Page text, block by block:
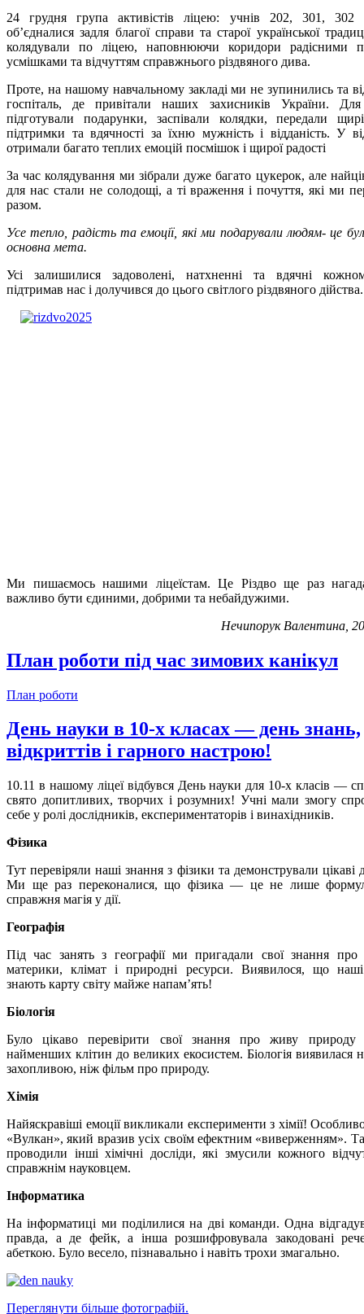
24 грудня група активістів ліцею: учнів 202, 301, 302
обʼєдналися задля благої справи та старої української
колядували по ліцею, наповнюючи коридори радісними
усмішками та відчуттям справжнього різдвяного дива.
Проте, на нашому навчальному закладі ми не зупинились та
госпіталь, де привітали наших захисників України. Для
підготували подарунки, заспівали колядки, передали
підтримки та вдячності за їхню мужність і відданість. У
отримали багато теплих емоцій посмішок і щирої радості
За час колядування ми зібрали дуже багато цукерок, але
для нас стали не солодощі, а ті враження і почуття, які ми
разом.
Усе тепло, радість та емоції, які ми подарували людям- це
основна мета.
Усі залишилися задоволені, натхненні та вдячні
підтримав нас і долучився до цього світлого різдвяного дійства.
Ми пишаємось нашими ліцеїстам. Це Різдво ще раз
важливо бути єдиними, добрими та небайдужими.
Нечипорук Валентина,
План роботи під час зимових канікул
План роботи
День науки в 10-х класах — день знань,
відкриттів і гарного настрою!
10.11 в нашому ліцеї відбувся День науки для 10-х класів —
свято допитливих, творчих і розумних! Учні мали змогу
себе у ролі дослідників, експериментаторів і винахідників.
Фізика
Тут перевіряли наші знання з фізики та демонстрували цікаві
Ми ще раз переконалися, що фізика — це не лише
справжня магія у дії.
Географія
Під час занять з географії ми пригадали свої знання про
материки, клімат і природні ресурси. Виявилося, що
знають карту світу майже напам’ять!
Біологія
Було цікаво перевірити свої знання про живу
найменших клітин до великих екосистем. Біологія виявилася
захопливою, ніж фільм про природу.
Хімія
Найяскравіші емоції викликали експерименти з хімії!
«Вулкан», який вразив усіх своїм ефектним «виверженням».
проводили інші хімічні досліди, які змусили кожного
справжнім науковцем.
Інформатика
На інформатиці ми поділилися на дві команди. Одна
правда, а де фейк, а інша розшифровувала закодовані
абеткою. Було весело, пізнавально і навіть трохи змагально.
Переглянути більше фотографій.